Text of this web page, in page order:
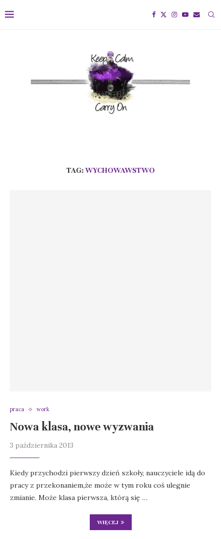
TAG: WYCHOWAWSTWO
praca work
Nowa klasa, nowe wyzwania
3 października 2013
Kiedy przychodzi pierwszy dzień szkoły, nauczyciele idą do
pracy z przekonaniem,że może w tym roku coś ulegnie
zmianie. Może klasa pierwsza, którą się …
WIĘCEJ